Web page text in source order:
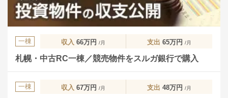
一棟 収入 66万円 /月 支出 65万円 /月
札幌・中古RC一棟／競売物件をスルガ銀行で購入
一棟 収入 67万円 /月 支出 48万円 /月